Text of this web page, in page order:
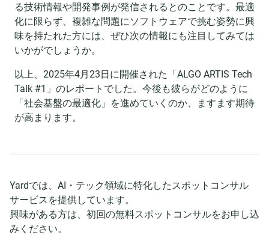
る技術情報や開発事例が発信されるとのことです。最適
化に限らず、複雑な問題にソフトウェアで挑む姿勢に興
味を持たれた方には、ぜひ次の情報にも注目してみては
いかがでしょうか。
以上、2025年4月23日に開催された「ALGO ARTIS Tech
Talk #1」のレポートでした。今後も彼らがどのように
「社会基盤の最適化」を進めていくのか、ますます期待
が高まります。
Yardでは、AI・テック領域に特化したスポットコンサル
サービスを提供しています。
興味がある方は、初回の無料スポットコンサルをお申し込
みください。